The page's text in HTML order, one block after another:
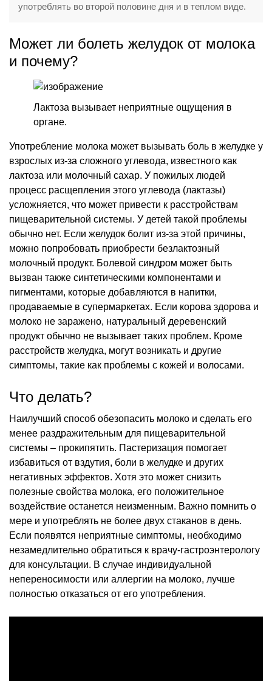
употреблять во второй половине дня и в теплом виде.
Может ли болеть желудок от молока
и почему?
Лактоза вызывает неприятные ощущения в
органе.
Употребление молока может вызывать боль в желудке у
взрослых из-за сложного углевода, известного как
лактоза или молочный сахар. У пожилых людей
процесс расщепления этого углевода (лактазы)
усложняется, что может привести к расстройствам
пищеварительной системы. У детей такой проблемы
обычно нет. Если желудок болит из-за этой причины,
можно попробовать приобрести безлактозный
молочный продукт. Болевой синдром может быть
вызван также синтетическими компонентами и
пигментами, которые добавляются в напитки,
продаваемые в супермаркетах. Если корова здорова и
молоко не заражено, натуральный деревенский
продукт обычно не вызывает таких проблем. Кроме
расстройств желудка, могут возникать и другие
симптомы, такие как проблемы с кожей и волосами.
Что делать?
Наилучший способ обезопасить молоко и сделать его
менее раздражительным для пищеварительной
системы – прокипятить. Пастеризация помогает
избавиться от вздутия, боли в желудке и других
негативных эффектов. Хотя это может снизить
полезные свойства молока, его положительное
воздействие останется неизменным. Важно помнить о
мере и употреблять не более двух стаканов в день.
Если появятся неприятные симптомы, необходимо
незамедлительно обратиться к врачу-гастроэнтерологу
для консультации. В случае индивидуальной
непереносимости или аллергии на молоко, лучше
полностью отказаться от его употребления.